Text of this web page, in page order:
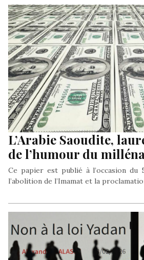
L’Arabie Saoudite,
de l’humour du
Ce papier est publié à l’occasion du
l’abolition de l’Imamat et la